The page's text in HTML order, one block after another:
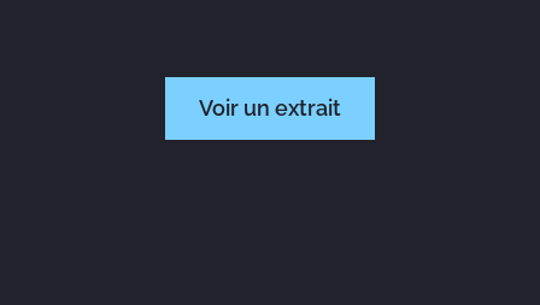
Voir un extrait